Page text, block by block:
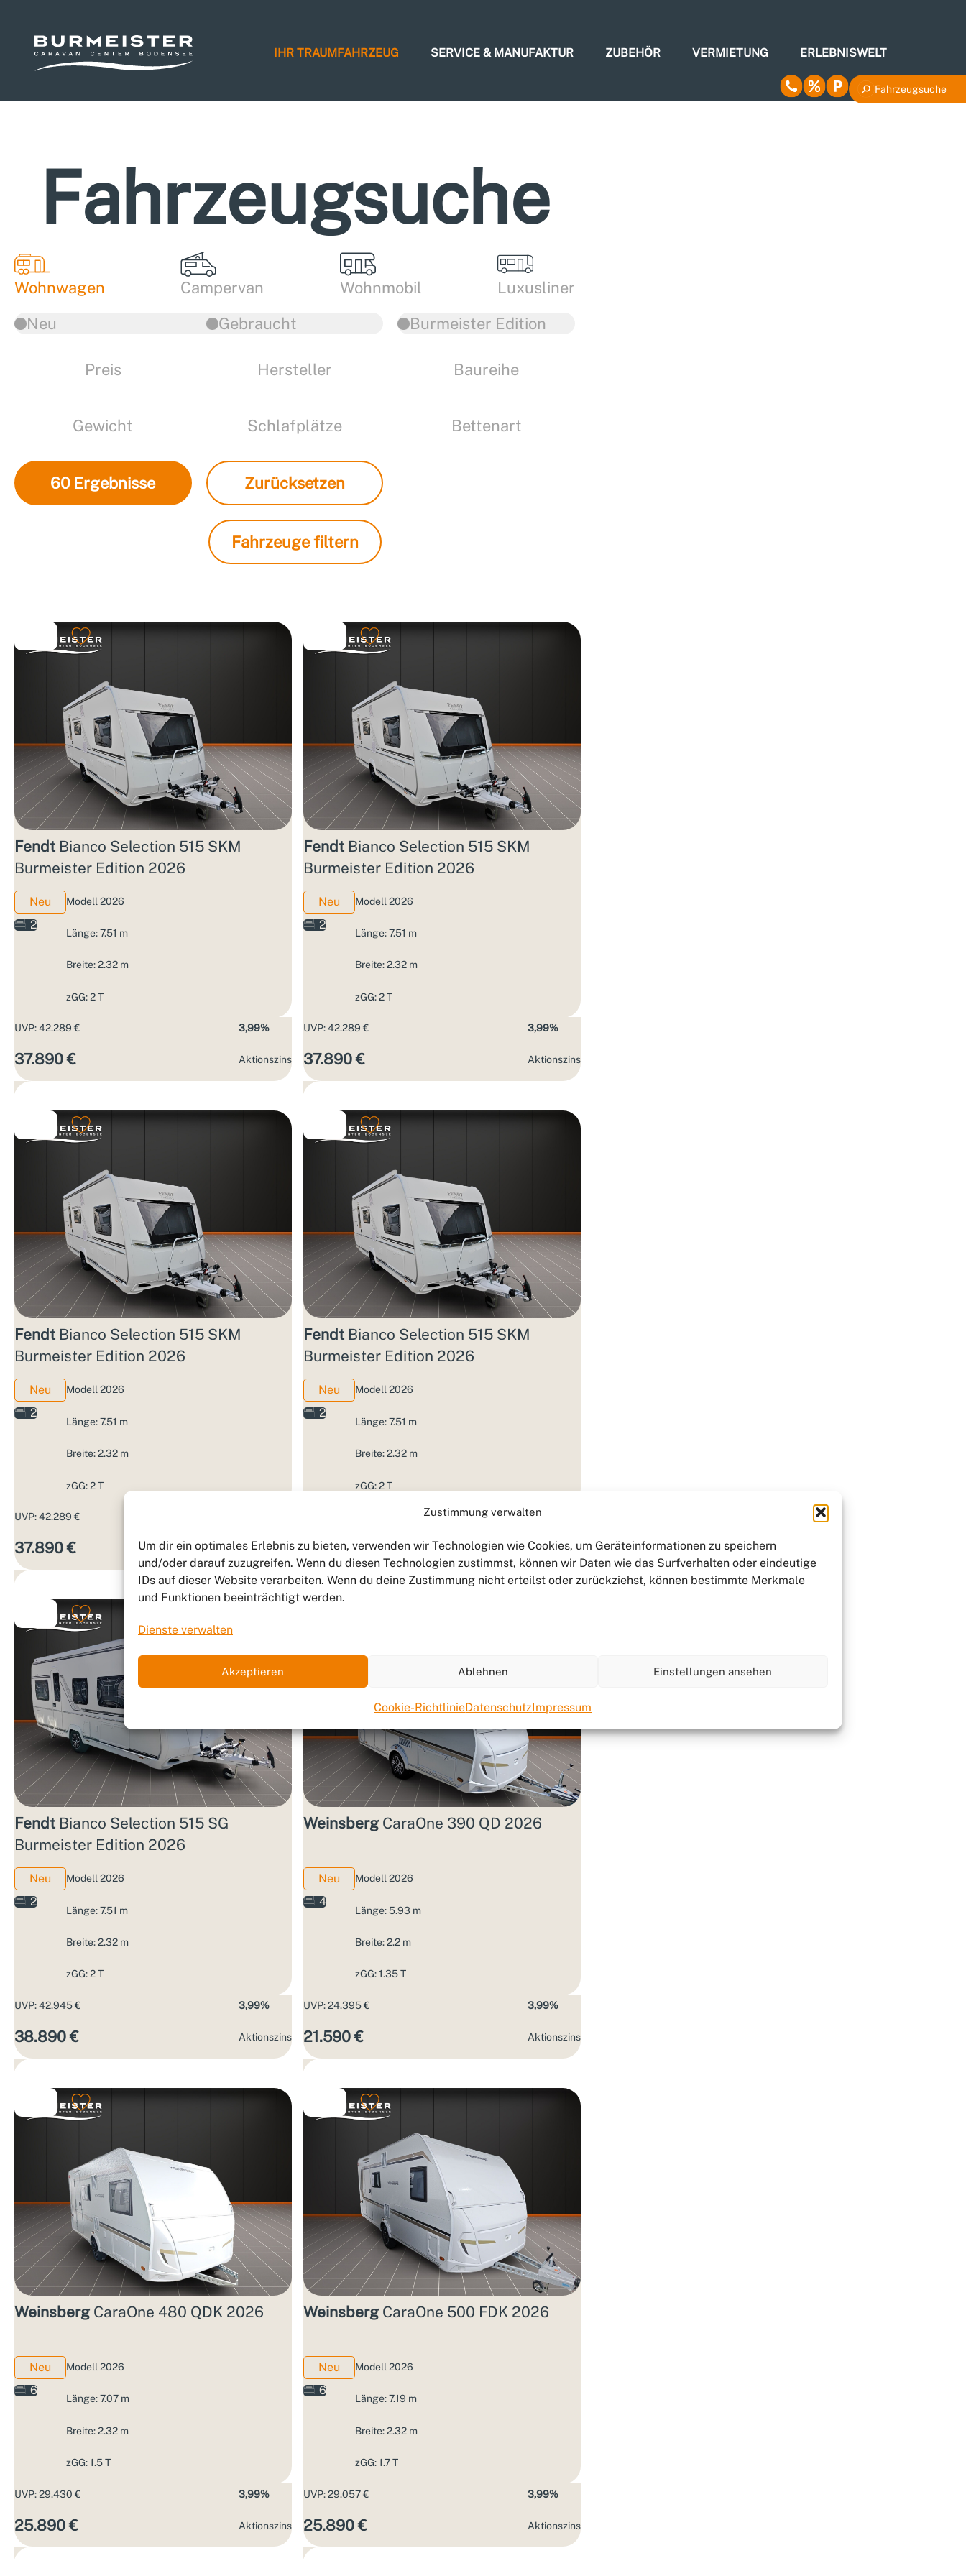
Zustimmung verwalten
Um dir ein optimales Erlebnis zu bieten, verwenden wir Technologien wie Cookies, um Geräteinformationen zu speichern
und/oder darauf zuzugreifen. Wenn du diesen Technologien zustimmst, können wir Daten wie das Surfverhalten oder eindeutige
IDs auf dieser Website verarbeiten. Wenn du deine Zustimmung nicht erteilst oder zurückziehst, können bestimmte Merkmale
und Funktionen beeinträchtigt werden.
Dienste verwalten
Akzeptieren Ablehnen Einstellungen ansehen
Cookie-RichtlinieDatenschutzImpressum
IHR TRAUMFAHRZEUG SERVICE & MANUFAKTUR ZUBEHÖR VERMIETUNG ERLEBNISWELT
Fahrzeugsuche
Fahrzeugsuche
Wohnwagen Campervan Wohnmobil
Luxusliner
Neu
Gebraucht Burmeister Edition
Preis Hersteller Baureihe
Gewicht Schlafplätze Bettenart
60 Ergebnisse Zurücksetzen
Fahrzeuge filtern
Fendt Bianco Selection 515 SKM
Burmeister Edition 2026
Neu
2
Modell 2026
Länge: 7.51 m
Breite: 2.32 m
zGG: 2 T
UVP: 42.289 €
37.890 €
3,99%
Aktions­zins
Fendt Bianco Selection 515 SKM
Burmeister Edition 2026
Neu
2
Modell 2026
Länge: 7.51 m
Breite: 2.32 m
zGG: 2 T
UVP: 42.289 €
37.890 €
3,99%
Aktions­zins
Fendt Bianco Selection 515 SKM
Burmeister Edition 2026
Neu
2
Modell 2026
Länge: 7.51 m
Breite: 2.32 m
zGG: 2 T
UVP: 42.289 €
37.890 € Aktions­zins
Fendt Bianco Selection 515 SKM
Burmeister Edition 2026
Neu
2
Modell 2026
Länge: 7.51 m
Breite: 2.32 m
zGG: 2 T
37.890 €
3,99%
Aktions­zins
Fendt Bianco Selection 515 SG
Burmeister Edition 2026
Neu
2
Modell 2026
Länge: 7.51 m
Breite: 2.32 m
zGG: 2 T
UVP: 42.945 €
38.890 €
3,99%
Aktions­zins
Weinsberg CaraOne 390 QD 2026
Neu
4
Modell 2026
Länge: 5.93 m
Breite: 2.2 m
zGG: 1.35 T
UVP: 24.395 €
21.590 €
3,99%
Aktions­zins
Weinsberg CaraOne 480 QDK 2026
Neu
6
Modell 2026
Länge: 7.07 m
Breite: 2.32 m
zGG: 1.5 T
UVP: 29.430 €
25.890 €
3,99%
Aktions­zins
Weinsberg CaraOne 500 FDK 2026
Neu
6
Modell 2026
Länge: 7.19 m
Breite: 2.32 m
zGG: 1.7 T
UVP: 29.057 €
25.890 €
3,99%
Aktions­zins